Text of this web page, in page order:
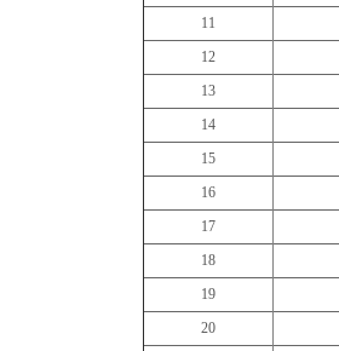
11
12
13
14
15
16
17
18
19
20